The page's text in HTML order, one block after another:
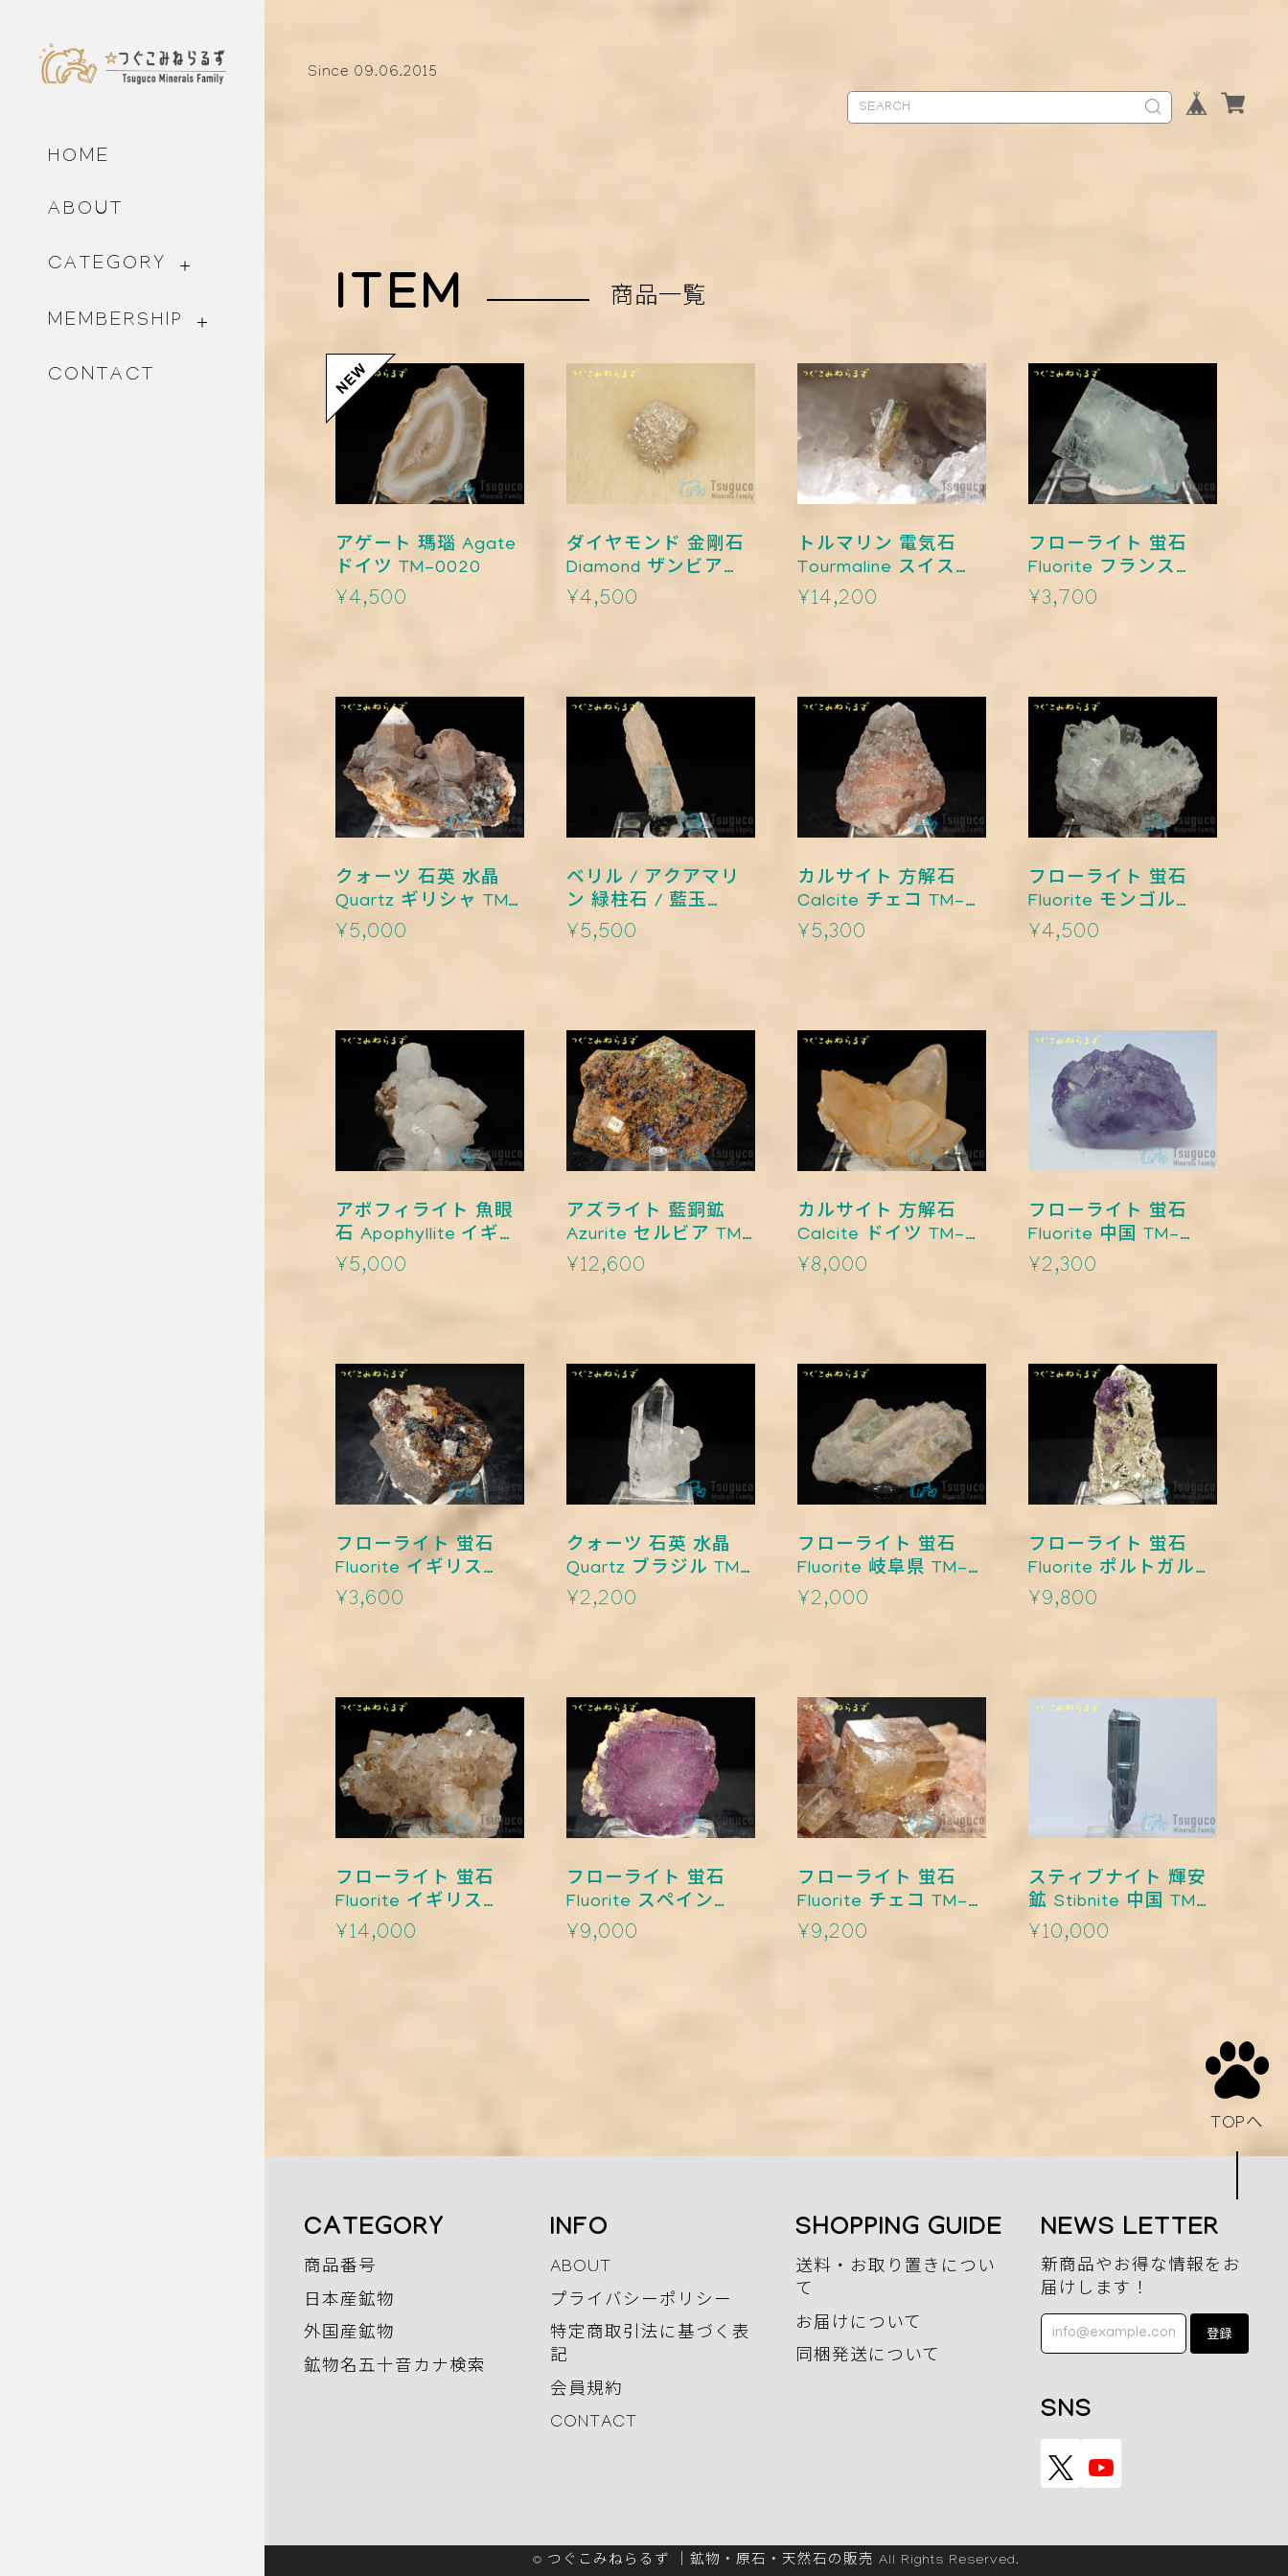
HOME
ABOUT
CATEGORY
MEMBERSHIP
CONTACT
Since 09.06.2015
ITEM 商品一覧
アゲート 瑪瑙 Agate
ドイツ TM-0020
¥4,500
ダイヤモンド 金剛石
Diamond ザンビア
TM-0019
¥4,500
トルマリン 電気石
Tourmaline スイス
TM-0018
¥14,200
フローライト 蛍石
Fluorite フランス
TM-0017
¥3,700
クォーツ 石英 水晶
Quartz ギリシャ TM-
0016
¥5,000
ベリル / アクアマリ
ン 緑柱石 / 藍玉
Beryl / Aquamarine
ナミビア TM-
¥5,500
カルサイト 方解石
Calcite チェコ TM-
0014
¥5,300
フローライト 蛍石
Fluorite モンゴル
TM-0013
¥4,500
アポフィライト 魚眼
石 Apophyllite イギリ
ス TM-0012
¥5,000
アズライト 藍銅鉱
Azurite セルビア TM-
0011
¥12,600
カルサイト 方解石
Calcite ドイツ TM-
0010
¥8,000
フローライト 蛍石
Fluorite 中国 TM-
0009
¥2,300
フローライト 蛍石
Fluorite イギリス
TM-0008
¥3,600
クォーツ 石英 水晶
Quartz ブラジル TM-
0007
¥2,200
フローライト 蛍石
Fluorite 岐阜県 TM-
0006
¥2,000
フローライト 蛍石
Fluorite ポルトガル
TM-0005
¥9,800
フローライト 蛍石
Fluorite イギリス
TM-0004
¥14,000
フローライト 蛍石
Fluorite スペイン
TM-0003
¥9,000
フローライト 蛍石
Fluorite チェコ TM-
0002
¥9,200
スティブナイト 輝安
鉱 Stibnite 中国 TM-
0001
¥10,000
CATEGORY
商品番号
日本産鉱物
外国産鉱物
鉱物名五十音カナ検索
INFO
ABOUT
プライバシーポリシー
特定商取引法に基づく表
記
会員規約
CONTACT
SHOPPING GUIDE
送料・お取り置きについ
て
お届けについて
同梱発送について
NEWS LETTER
新商品やお得な情報をお
届けします！
登録
SNS
TOPへ
© つぐこみねらるず ｜鉱物・原石・天然石の販売 All Rights Reserved.